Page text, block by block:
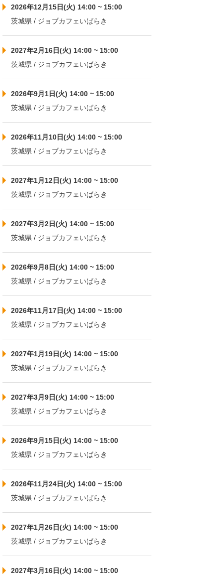
2026年12月15日(火) 14:00 ~ 15:00
茨城県 / ジョブカフェいばらき
2027年2月16日(火) 14:00 ~ 15:00
茨城県 / ジョブカフェいばらき
2026年9月1日(火) 14:00 ~ 15:00
茨城県 / ジョブカフェいばらき
2026年11月10日(火) 14:00 ~ 15:00
茨城県 / ジョブカフェいばらき
2027年1月12日(火) 14:00 ~ 15:00
茨城県 / ジョブカフェいばらき
2027年3月2日(火) 14:00 ~ 15:00
茨城県 / ジョブカフェいばらき
2026年9月8日(火) 14:00 ~ 15:00
茨城県 / ジョブカフェいばらき
2026年11月17日(火) 14:00 ~ 15:00
茨城県 / ジョブカフェいばらき
2027年1月19日(火) 14:00 ~ 15:00
茨城県 / ジョブカフェいばらき
2027年3月9日(火) 14:00 ~ 15:00
茨城県 / ジョブカフェいばらき
2026年9月15日(火) 14:00 ~ 15:00
茨城県 / ジョブカフェいばらき
2026年11月24日(火) 14:00 ~ 15:00
茨城県 / ジョブカフェいばらき
2027年1月26日(火) 14:00 ~ 15:00
茨城県 / ジョブカフェいばらき
2027年3月16日(火) 14:00 ~ 15:00